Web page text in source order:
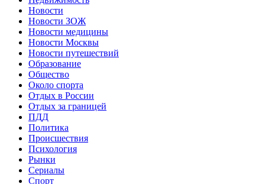
Новости
Новости ЗОЖ
Новости медицины
Новости Москвы
Новости путешествий
Образование
Общество
Около спорта
Отдых в России
Отдых за границей
ПДД
Политика
Происшествия
Психология
Рынки
Сериалы
Спорт